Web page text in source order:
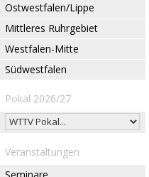
Ostwestfalen/Lippe
Mittleres Ruhrgebiet
Westfalen-Mitte
Südwestfalen
Pokal 2026/27
Veranstaltungen